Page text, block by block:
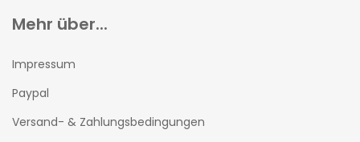
Mehr über...
Impressum
Paypal
Versand- & Zahlungsbedingungen